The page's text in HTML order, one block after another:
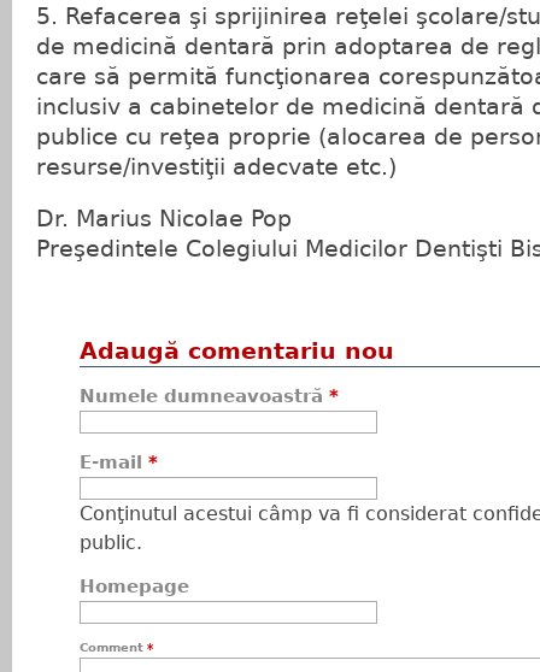
5. Refacerea şi sprijinirea reţelei şcolare/
de medicină dentară prin adoptarea de
care să permită funcţionarea
inclusiv a cabinetelor de medicină dentară
publice cu reţea proprie (alocarea de
resurse/investiţii adecvate etc.)
Dr. Marius Nicolae Pop
Preşedintele Colegiului Medicilor Dentişti
Adaugă comentariu nou
Numele dumneavoastră *
E-mail *
Conţinutul acestui câmp va fi considerat
public.
Homepage
Comment *